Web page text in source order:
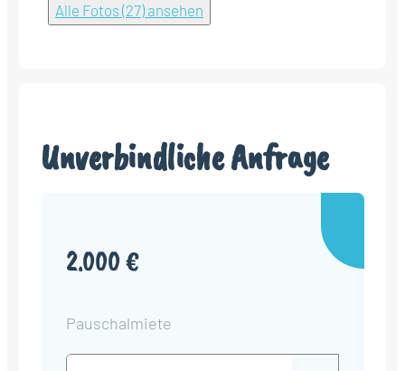
Alle Fotos (27) ansehen
Unverbindliche Anfrage
2.000 €
Pauschalmiete